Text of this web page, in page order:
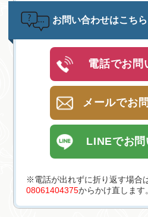
お問い合わせはこちら
電話でお問
メールでお
LINEでお問
※電話が出れずに折り返す場合
08061404375からかけ直します